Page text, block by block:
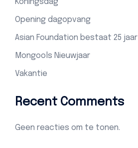
Koningsdag
Opening dagopvang
Asian Foundation bestaat 25 jaar
Mongools Nieuwjaar
Vakantie
Recent Comments
Geen reacties om te tonen.